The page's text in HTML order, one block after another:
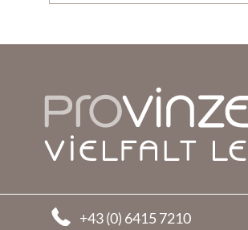
+43 (0) 6415 7210